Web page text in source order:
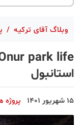
تحصیل در ترکیه
ترکیه گردی
حقوقی
وبلاگ آقای ترکیه /
استانبول
15 شهریور 1401 پروژه